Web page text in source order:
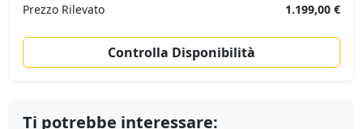
Prezzo Rilevato
1.199,00 €
Controlla Disponibilità
Ti potrebbe interessare: